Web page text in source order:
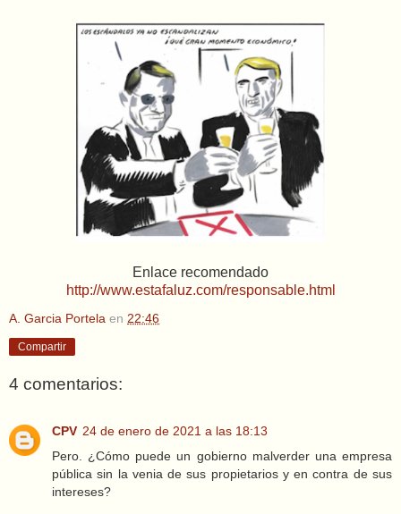
Enlace recomendado
http://www.estafaluz.com/responsable.html
A. Garcia Portela en 22:46
Compartir
4 comentarios:
CPV 24 de enero de 2021 a las 18:13
Pero. ¿Cómo puede un gobierno malverder una empresa
pública sin la venia de sus propietarios y en contra de sus
intereses?